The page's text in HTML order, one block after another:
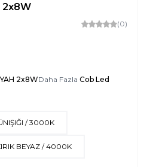
2x8W
(0)
2x8WDaha Fazla Cob Led
/ 3000K
BEYAZ / 4000K